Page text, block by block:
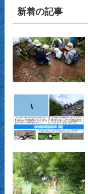
(31)
(27)
(20)
(29)
(26)
(22)
(63)
(10)
(18)
(14)
(15)
(21)
(22)
(32)
(39)
新着の記事